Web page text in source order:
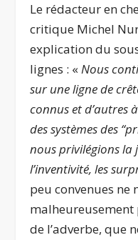
Le rédacteur en
critique Michel
explication du
lignes : «Nous
sur une ligne de
connus et d’autres
des systèmes des
nous privilégions la
l’inventivité, les
peu convenues ne
malheureusement
de l’adverbe, que